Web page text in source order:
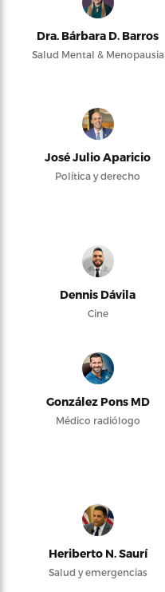
Dra. Bárbara D. Barros
Salud Mental & Menopausia
José Julio Aparicio
Política y derecho
Dennis Dávila
Cine
González Pons MD
Médico radiólogo
Heriberto N. Saurí
Salud y emergencias